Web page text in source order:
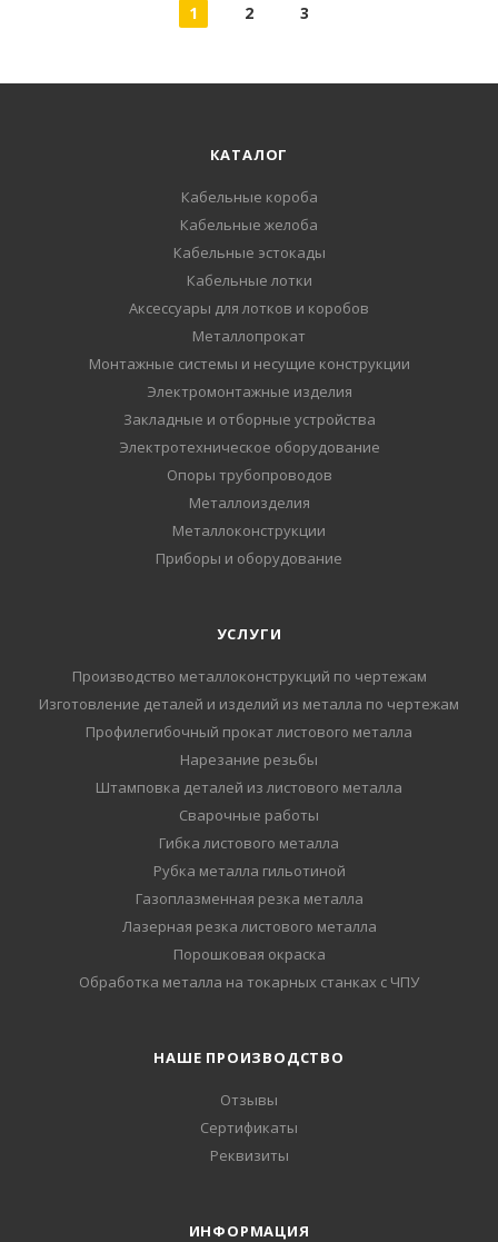
1 2 3
КАТАЛОГ
Кабельные короба
Кабельные желоба
Кабельные эстокады
Кабельные лотки
Аксессуары для лотков и коробов
Металлопрокат
Монтажные системы и несущие конструкции
Электромонтажные изделия
Закладные и отборные устройства
Электротехническое оборудование
Опоры трубопроводов
Металлоизделия
Металлоконструкции
Приборы и оборудование
УСЛУГИ
Производство металлоконструкций по чертежам
Изготовление деталей и изделий из металла по чертежам
Профилегибочный прокат листового металла
Нарезание резьбы
Штамповка деталей из листового металла
Сварочные работы
Гибка листового металла
Рубка металла гильотиной
Газоплазменная резка металла
Лазерная резка листового металла
Порошковая окраска
Обработка металла на токарных станках с ЧПУ
НАШЕ ПРОИЗВОДСТВО
Отзывы
Сертификаты
Реквизиты
ИНФОРМАЦИЯ